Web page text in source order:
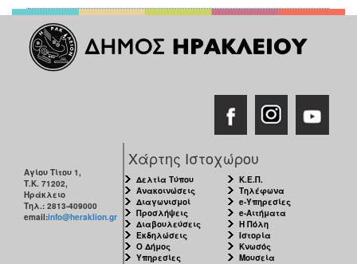
Αγίου Τίτου 1,
Τ.Κ. 71202,
Ηράκλειο
Τηλ.: 2813-409000
email:info@heraklion.gr
Χάρτης Ιστοχώρου
Δελτία Τύπου
Ανακοινώσεις
Διαγωνισμοί
Προσλήψεις
Διαβουλεύσεις
Εκδηλώσεις
Ο Δήμος
Υπηρεσίες
Κ.Ε.Π.
Τηλέφωνα
e-Υπηρεσίες
e-Αιτήματα
Η Πόλη
Ιστορία
Κνωσός
Μουσεία